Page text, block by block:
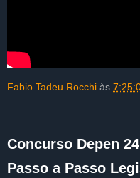
Fabio Tadeu Rocchi às
Concurso Depen
Passo a Passo